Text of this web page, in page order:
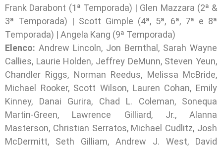
Frank Darabont (1ª Temporada) | Glen Mazzara (2ª &
3ª Temporada) | Scott Gimple (4ª, 5ª, 6ª, 7ª e 8ª
Temporada) | Angela Kang (9ª Temporada)
Elenco: Andrew Lincoln, Jon Bernthal, Sarah Wayne
Callies, Laurie Holden, Jeffrey DeMunn, Steven Yeun,
Chandler Riggs, Norman Reedus, Melissa McBride,
Michael Rooker, Scott Wilson, Lauren Cohan, Emily
Kinney, Danai Gurira, Chad L. Coleman, Sonequa
Martin-Green, Lawrence Gilliard, Jr., Alanna
Masterson, Christian Serratos, Michael Cudlitz, Josh
McDermitt, Seth Gilliam, Andrew J. West, David